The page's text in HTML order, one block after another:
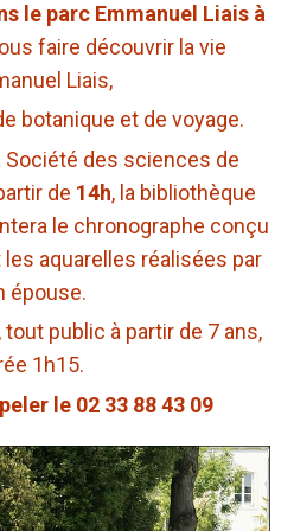
le parc Emmanuel Liais à
faire découvrir la vie
Liais,
botanique et de voyage.
Société des sciences de
de 14h, la bibliothèque
le chronographe conçu
aquarelles réalisées par
épouse.
public à partir de 7 ans,
1h15.
le 02 33 88 43 09